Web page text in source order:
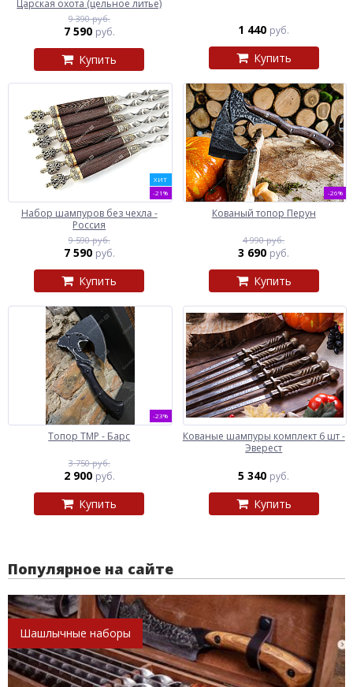
Царская охота (цельное литье)
9 390 руб.
7 590 руб.
Купить
1 440 руб.
Купить
ХИТ
-21%
Набор шампуров без чехла -
Россия
9 590 руб.
7 590 руб.
Купить
-26%
Кованый топор Перун
4 990 руб.
3 690 руб.
Купить
-23%
Топор ТМР - Барс
3 750 руб.
2 900 руб.
Купить
Кованые шампуры комплект 6 шт -
Эверест
5 340 руб.
Купить
Популярное на сайте
Шашлычные наборы